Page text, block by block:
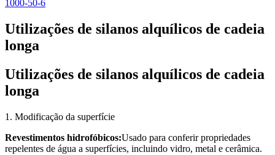
1000-50-6
Utilizações de silanos alquílicos de cadeia
longa
Utilizações de silanos alquílicos de cadeia
longa
1. Modificação da superfície
Revestimentos hidrofóbicos:Usado para conferir propriedades
repelentes de água a superfícies, incluindo vidro, metal e cerâmica.